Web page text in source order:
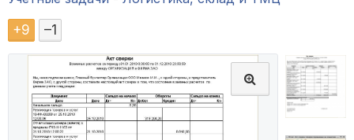
+9 –1